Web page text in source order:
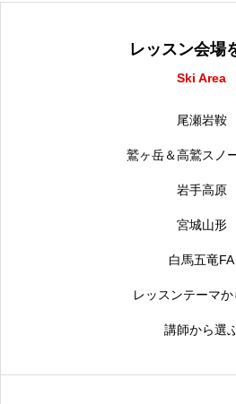
レッスン会場
Ski Area
尾瀬岩鞍
鷲ヶ岳＆高鷲スノ
岩手高原
宮城山形
白馬五竜FA
レッスンテーマ
講師から選